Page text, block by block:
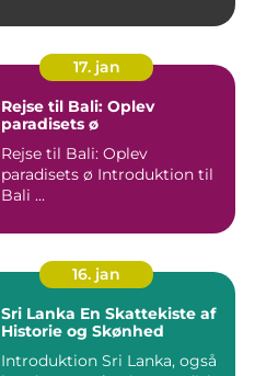
17. jan
Rejse til Bali: Oplev
paradisets ø
Rejse til Bali: Oplev
paradisets ø Introduktion til
Bali ...
16. jan
Sri Lanka En Skattekiste af
Historie og Skønhed
Introduktion Sri Lanka, også